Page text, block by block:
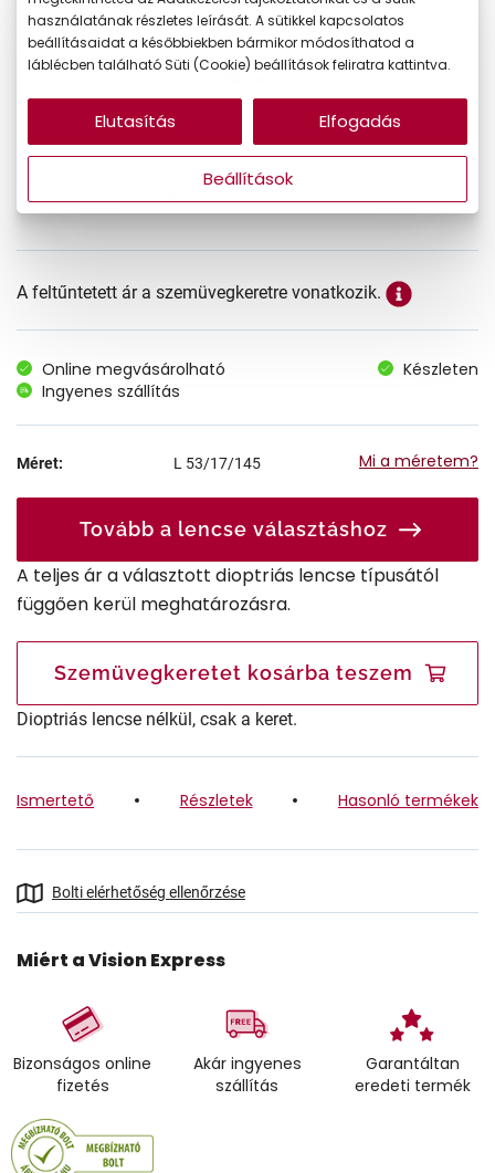
A feltűntetett ár a szemüvegkeretre vonatkozik.
Online megvásárolható
Készleten
Ingyenes szállítás
Méret: L 53/17/145 Mi a méretem?
Tovább a lencse választáshoz
A teljes ár a választott dioptriás lencse típusától
függően kerül meghatározásra.
Szemüvegkeretet kosárba teszem
Dioptriás lencse nélkül, csak a keret.
Ismertető Részletek Hasonló termékek
Bolti elérhetőség ellenőrzése
Miért a Vision Express
Bizonságos online
fizetés
Akár ingyenes
szállítás
Garantáltan
eredeti termék
használatának részletes leírását. A sütikkel kapcsolatos
beállításaidat a későbbiekben bármikor módosíthatod a
láblécben található Süti (Cookie) beállítások feliratra kattintva.
Beállítások
Elutasítás Elfogadás